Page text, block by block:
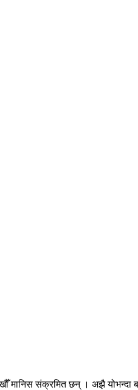
लाखौँ मानिस संक्रमित छन् । अझै